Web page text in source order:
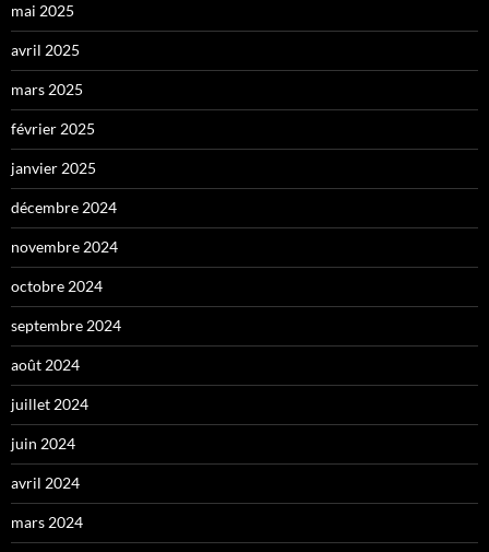
mai 2025
avril 2025
mars 2025
février 2025
janvier 2025
décembre 2024
novembre 2024
octobre 2024
septembre 2024
août 2024
juillet 2024
juin 2024
avril 2024
mars 2024